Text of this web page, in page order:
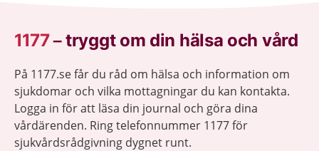
1177–tryggt om din hälsa och vård
På 1177.se får du råd om hälsa och information om
sjukdomar och vilka mottagningar du kan kontakta.
Logga in för att läsa din journal och göra dina
vårdärenden. Ring telefonnummer 1177 för
sjukvårdsrådgivning dygnet runt.